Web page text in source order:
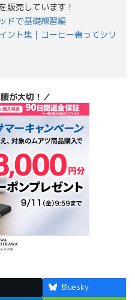
販売しています！
ドで基礎練習編
ント集｜コーヒー奢ってシリ
が大切！／
Bluesky